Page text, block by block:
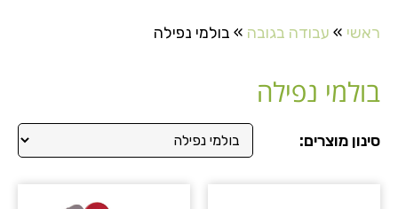
ראשי » עבודה בגובה » בולמי נפילה
בולמי נפילה
סינון מוצרים: